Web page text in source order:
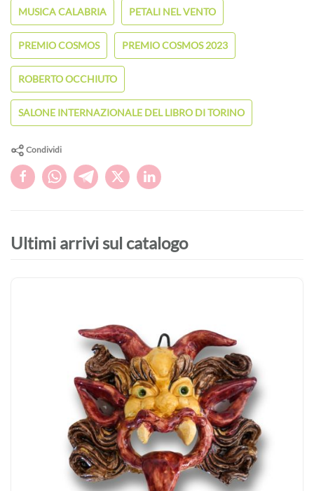
MUSICA CALABRIA PETALI NEL VENTO
PREMIO COSMOS PREMIO COSMOS 2023
ROBERTO OCCHIUTO
SALONE INTERNAZIONALE DEL LIBRO DI TORINO
Condividi
Ultimi arrivi sul catalogo